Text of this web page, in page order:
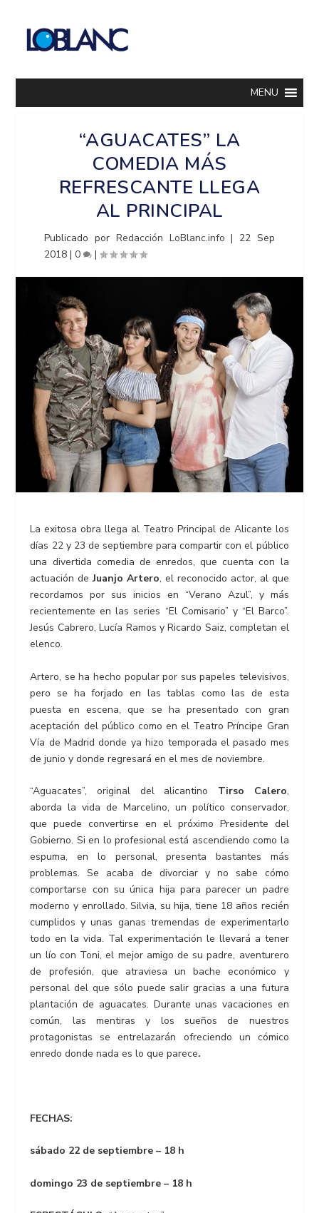
MENU
“AGUACATES” LA
COMEDIA MÁS
REFRESCANTE LLEGA
AL PRINCIPAL
Publicado por Redacción LoBlanc.info | 22 Sep
2018 |0 |
La exitosa obra llega al Teatro Principal de Alicante los
días 22 y 23 de septiembre para compartir con el público
una divertida comedia de enredos, que cuenta con la
actuación deJuanjo Artero, el reconocido actor, al que
recordamos por sus inicios en “Verano Azul”, y más
recientemente en las series “El Comisario” y “El Barco”.
Jesús Cabrero, Lucía Ramos y Ricardo Saiz, completan el
elenco.
Artero, se ha hecho popular por sus papeles televisivos,
pero se ha forjado en las tablas como las de esta
puesta en escena, que se ha presentado con gran
aceptación del público como en el Teatro Príncipe Gran
Vía de Madrid donde ya hizo temporada el pasado mes
de junio y donde regresará en el mes de noviembre.
“Aguacates”, original del alicantino Tirso Calero,
aborda la vida de Marcelino, un político conservador,
que puede convertirse en el próximo Presidente del
Gobierno. Si en lo profesional está ascendiendo como la
espuma, en lo personal, presenta bastantes más
problemas. Se acaba de divorciar y no sabe cómo
comportarse con su única hija para parecer un padre
moderno y enrollado. Silvia, su hija, tiene 18 años recién
cumplidos y unas ganas tremendas de experimentarlo
todo en la vida. Tal experimentación le llevará a tener
un lío con Toni, el mejor amigo de su padre, aventurero
de profesión, que atraviesa un bache económico y
personal del que sólo puede salir gracias a una futura
plantación de aguacates. Durante unas vacaciones en
común, las mentiras y los sueños de nuestros
protagonistas se entrelazarán ofreciendo un cómico
enredo donde nada es lo que parece.
FECHAS:
sábado 22 de septiembre – 18 h
domingo 23 de septiembre – 18 h